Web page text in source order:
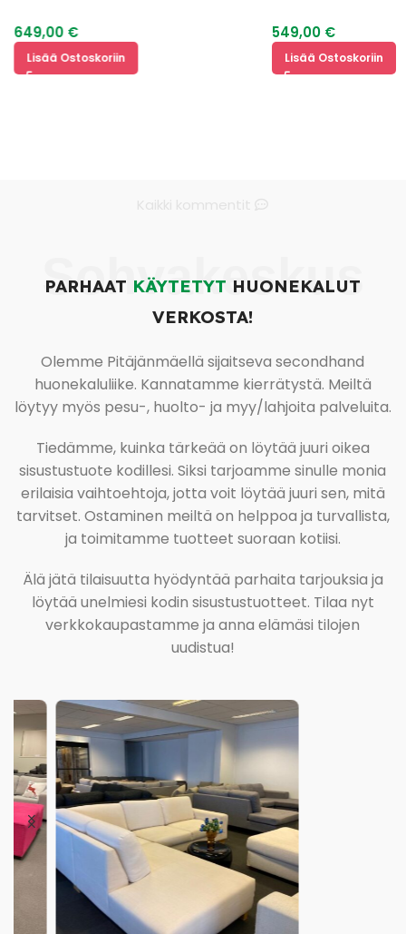
649,00 €
Lisää Ostoskoriin
549,00 €
Lisää Ostoskoriin
Sohvakeskus
PARHAAT KÄYTETYT HUONEKALUT
VERKOSTA!
Olemme Pitäjänmäellä sijaitseva secondhand
huonekaluliike. Kannatamme kierrätystä. Meiltä
löytyy myös pesu-, huolto- ja myy/lahjoita palveluita.
Tiedämme, kuinka tärkeää on löytää juuri oikea
sisustustuote kodillesi. Siksi tarjoamme sinulle monia
erilaisia vaihtoehtoja, jotta voit löytää juuri sen, mitä
tarvitset. Ostaminen meiltä on helppoa ja turvallista,
ja toimitamme tuotteet suoraan kotiisi.
Älä jätä tilaisuutta hyödyntää parhaita tarjouksia ja
löytää unelmiesi kodin sisustustuotteet. Tilaa nyt
verkkokaupastamme ja anna elämäsi tilojen
uudistua!